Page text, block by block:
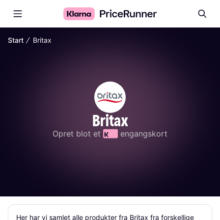
Start ∕ Britax
Britax
Opret blot et engangskort
Her har vi samlet alle produkter fra Britax fra forskellige